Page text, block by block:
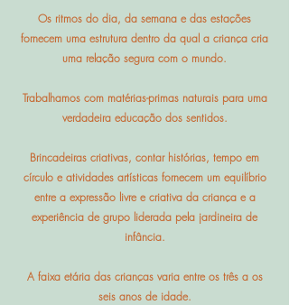
Os ritmos do dia, da semana e das estações
fornecem uma estrutura dentro da qual a criança cria
uma relação segura com o mundo.
Trabalhamos com matérias-primas naturais para uma
verdadeira educação dos sentidos.
Brincadeiras criativas, contar histórias, tempo em
círculo e atividades artísticas fornecem um equilíbrio
entre a expressão livre e criativa da criança e a
experiência de grupo liderada pela jardineira de
infância.
A faixa etária das crianças varia entre os três a os
seis anos de idade.